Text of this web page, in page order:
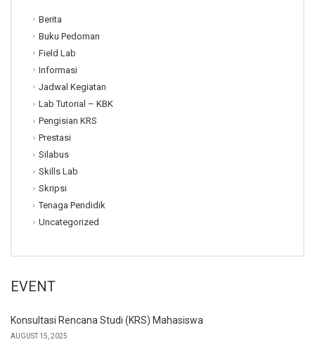
Berita
Buku Pedoman
Field Lab
Informasi
Jadwal Kegiatan
Lab Tutorial – KBK
Pengisian KRS
Prestasi
Silabus
Skills Lab
Skripsi
Tenaga Pendidik
Uncategorized
EVENT
Konsultasi Rencana Studi (KRS) Mahasiswa
AUGUST 15, 2025